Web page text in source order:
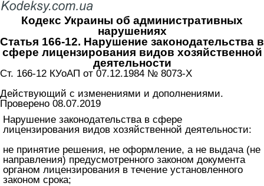
Кодекс Украины об административных
нарушениях
Статья 166-12. Нарушение законодательства в
сфере лицензирования видов хозяйственной
деятельности
Ст. 166-12 КУоАП от 07.12.1984 № 8073-X
Действующий с изменениями и дополнениями.
Проверено 08.07.2019
Нарушение законодательства в сфере
лицензирования видов хозяйственной деятельности:
не принятие решения, не оформление, а не выдача (не
направления) предусмотренного законом документа
органом лицензирования в течение установленного
законом срока;